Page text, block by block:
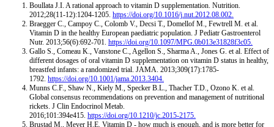
Boullata J.I. A rational approach to vitamin D supplementation. Nutrition.
2012;28(11-12):1204-1205. https://doi.org/10.1016/j.nut.2012.08.002.
Braegger C., Campoy C., Colomb V., Decsi T., Domellof M., Fewtrell M. et al.
Vitamin D in the healthy European paediatric population. J Pediatr Gastroenterol
Nutr. 2013;56(6):692-701. https://doi.org/10.1097/MPG.0b013e31828f3c05.
Gallo S., Comeau K., Vanstone C., Agellon S., Sharma A., Jones G. et al. Effect of
different dosages of oral vitamin D supplementation on vitamin D status in healthy,
breastfed infants: a randomized trial. JAMA. 2013;309(17):1785-
1792. https://doi.org/10.1001/jama.2013.3404.
Munns C.F., Shaw N., Kiely M., Specker B.L., Thacher T.D., Ozono K. et al.
Global consensus recommendations on prevention and management of nutritional
rickets. J Clin Endocrinol Metab.
2016;101:394e415. https://doi.org/10.1210/jc.2015-2175.
Brustad M., Meyer H.E. Vitamin D - how much is enough, and is more better for